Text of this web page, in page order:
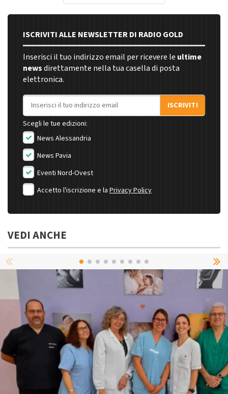
ISCRIVITI ALLE NEWSLETTER DI RADIO GOLD
Inserisci il tuo indirizzo email per ricevere le ultime
newsdirettamente nella tua casella di posta
elettronica.
Indirizzo email
ISCRIVITI
Scegli le tue edizioni:
News Alessandria
News Pavia
Eventi Nord-Ovest
Accetto l'iscrizione e la Privacy Policy
VEDI ANCHE